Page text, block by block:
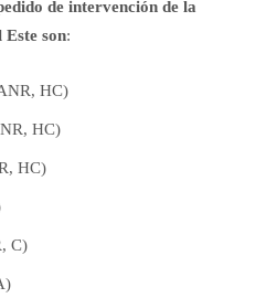
de intervención de la
son:
HC)
HC)
HC)
C)